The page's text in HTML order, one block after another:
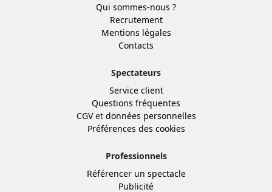
Qui sommes-nous ?
Recrutement
Mentions légales
Contacts
Spectateurs
Service client
Questions fréquentes
CGVet données personnelles
Préférences des cookies
Professionnels
Référencer un spectacle
Publicité